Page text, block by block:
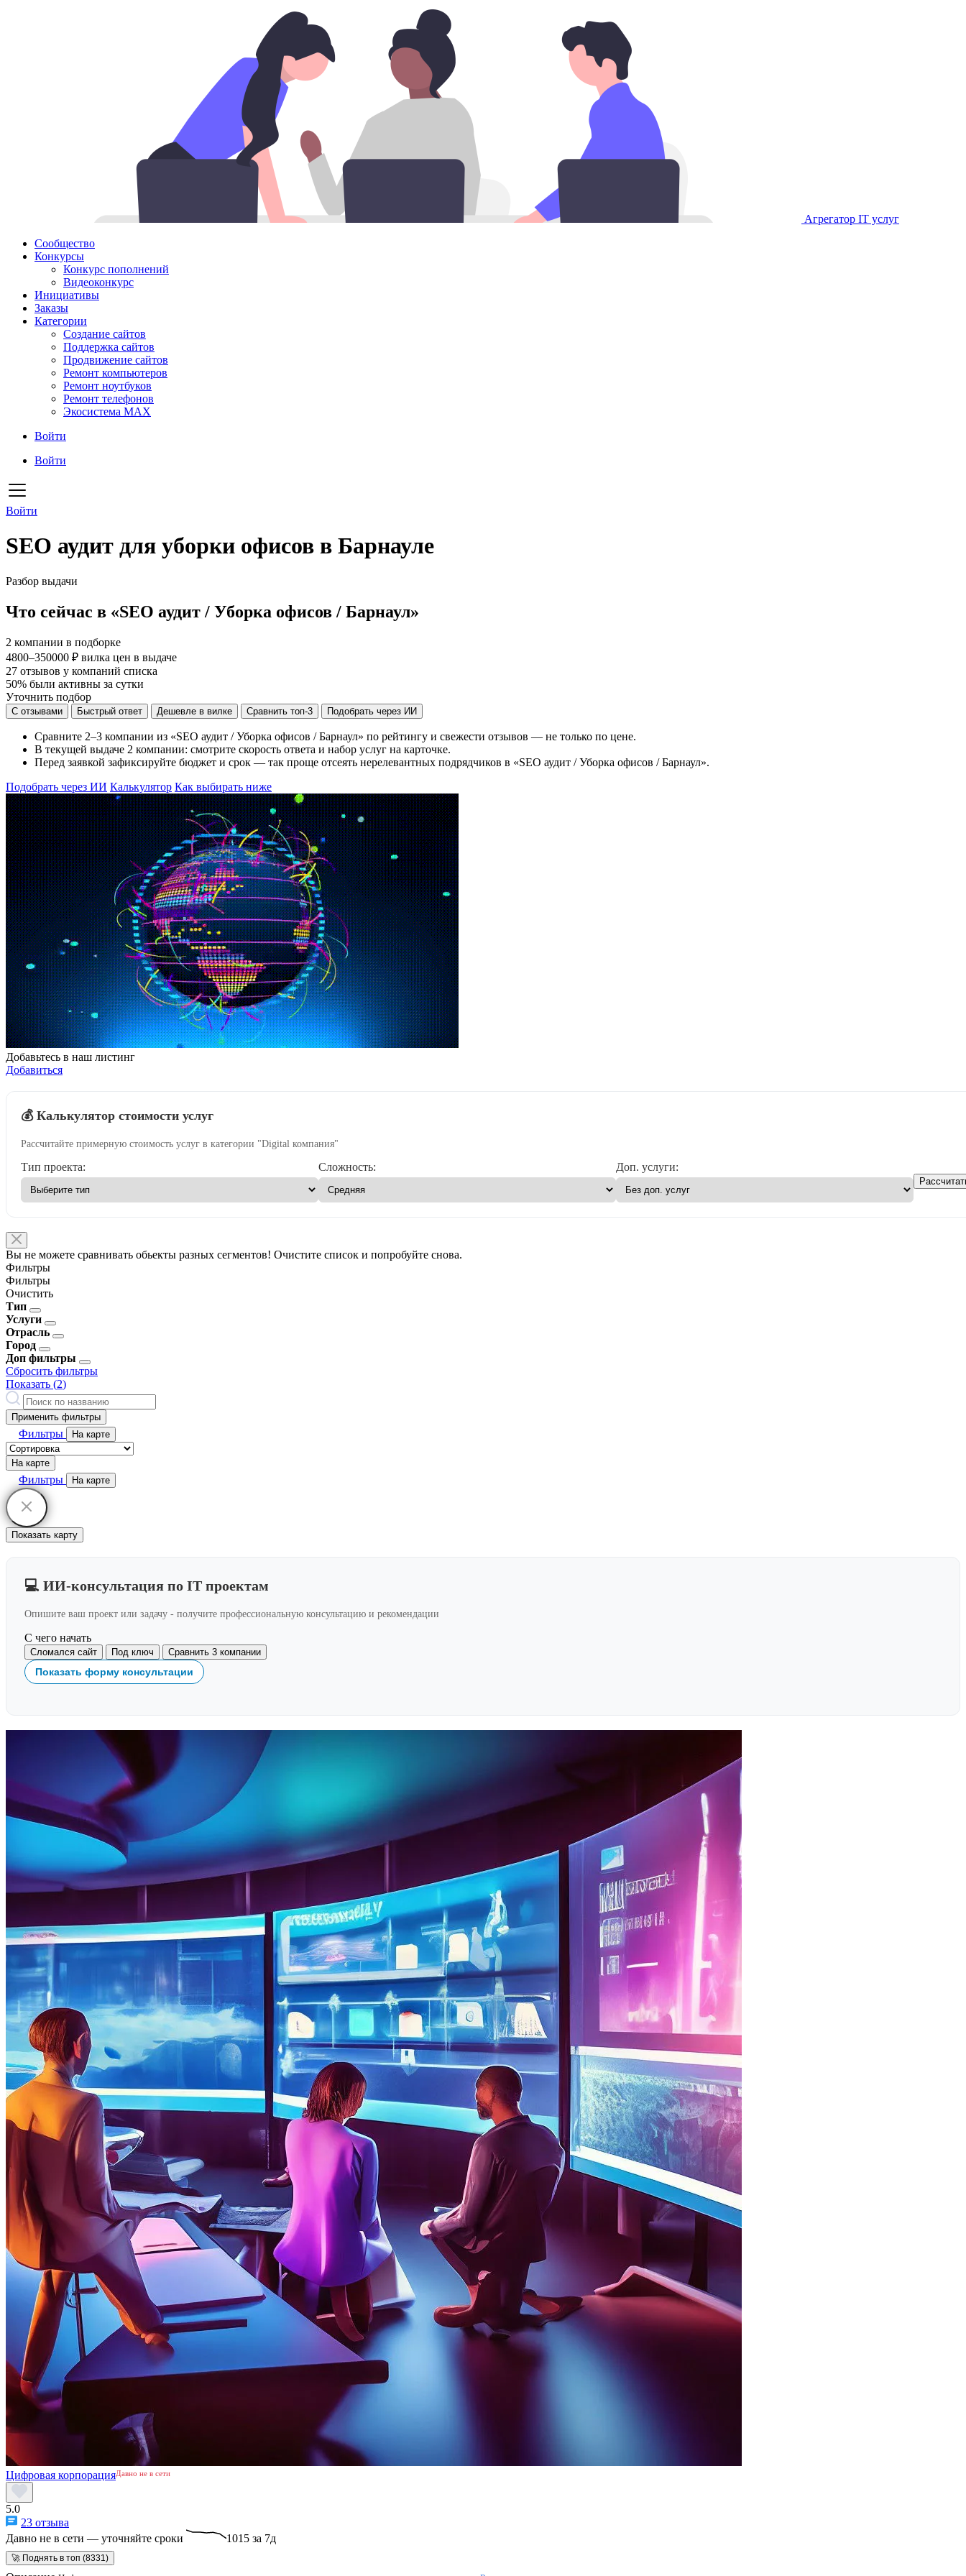
Агрегатор IT услуг
Сообщество
Конкурсы
Конкурс пополнений
Видеоконкурс
Инициативы
Заказы
Категории
Создание сайтов
Поддержка сайтов
Продвижение сайтов
Ремонт компьютеров
Ремонт ноутбуков
Ремонт телефонов
Экосистема MAX
Войти
Войти
Войти
SEO аудит для уборки офисов в Барнауле
Разбор выдачи
Что сейчас в «SEO аудит / Уборка офисов / Барнаул»
2 компании в подборке
4800–350000 ₽ вилка цен в выдаче
27 отзывов у компаний списка
50% были активны за сутки
Уточнить подбор
С отзывами Быстрый ответ Дешевле в вилке Сравнить топ-3 Подобрать через ИИ
Сравните 2–3 компании из «SEO аудит / Уборка офисов / Барнаул» по рейтингу и свежести отзывов — не только по цене.
В текущей выдаче 2 компании: смотрите скорость ответа и набор услуг на карточке.
Перед заявкой зафиксируйте бюджет и срок — так проще отсеять нерелевантных подрядчиков в «SEO аудит / Уборка офисов / Барнаул».
Подобрать через ИИ Калькулятор Как выбирать ниже
Добавьтесь в наш листинг
Добавиться
💰 Калькулятор стоимости услуг
Рассчитайте примерную стоимость услуг в категории "Digital компания"
Тип проекта: Сложность: Доп. услуги:
Вы не можете сравнивать обьекты разных сегментов! Очистите список и попробуйте снова.
Фильтры
Фильтры
Очистить
Тип
Услуги
Отрасль
Город
Доп фильтры
Сбросить фильтры
Показать (2)
Применить фильтры
Фильтры На карте
На карте
Фильтры На карте
Показать карту
💻 ИИ-консультация по IT проектам
Опишите ваш проект или задачу - получите профессиональную консультацию и рекомендации
С чего начать
Сломался сайт Под ключ Сравнить 3 компании
Показать форму консультации
Цифровая корпорацияДавно не в сети
5.0
23 отзыва
Давно не в сети — уточняйте сроки
1015 за 7д
🚀 Поднять в топ (8331)